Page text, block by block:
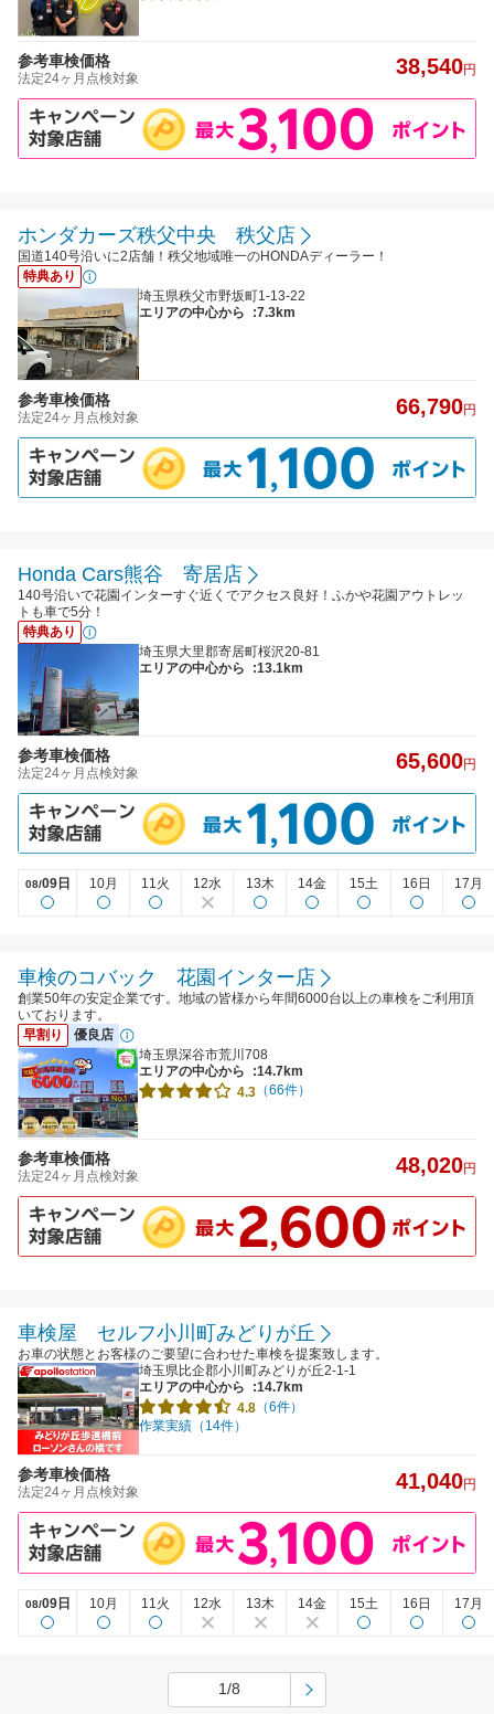
参考車検価格
法定24ヶ月点検対象 38,540円
ホンダカーズ秩父中央 秩父店
国道140号沿いに2店舗！秩父地域唯一のHONDAディーラー！
特典あり
埼玉県秩父市野坂町1-13-22
エリアの中心から
:7.3km
参考車検価格
法定24ヶ月点検対象 66,790円
Honda Cars熊谷 寄居店
140号沿いで花園インターすぐ近くでアクセス良好！ふかや花園アウトレッ
トも車で5分！
特典あり
埼玉県大里郡寄居町桜沢20-81
エリアの中心から
:13.1km
参考車検価格
法定24ヶ月点検対象 65,600円
08/09日 10月 11火 12水 13木 14金 15土 16日 17月
車検のコバック 花園インター店
創業50年の安定企業です。地域の皆様から年間6000台以上の車検をご利用頂
いております。
早割り
優良店
埼玉県深谷市荒川708
エリアの中心から
:14.7km
4.3 （66件）
参考車検価格
法定24ヶ月点検対象 48,020円
車検屋 セルフ小川町みどりが丘
お車の状態とお客様のご要望に合わせた車検を提案致します。
埼玉県比企郡小川町みどりが丘2-1-1
エリアの中心から
:14.7km
4.8 （6件）
作業実績（14件）
参考車検価格
法定24ヶ月点検対象 41,040円
08/09日 10月 11火 12水 13木 14金 15土 16日 17月
1/8